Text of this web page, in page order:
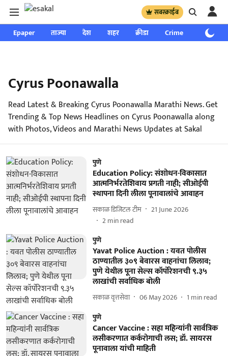
सबस्क्राईब
Epaper ताज्या देश शहर क्रीडा Crime साप्ताहिक
Cyrus Poonawalla
Read Latest & Breaking Cyrus Poonawalla Marathi News. Get
Trending & Top News Headlines on Cyrus Poonawalla along
with Photos, Videos and Marathi News Updates at Sakal
पुणे
Education Policy: संशोधन-विकासात
आत्मनिर्भरतेशिवाय प्रगती नाही; सीओईपी
स्थापना दिनी लीला पूनावालांचे आवाहन
सकाळ डिजिटल टीम
21 June 2026
2min read
पुणे
Yavat Police Auction : यवत पोलीस
ठाण्यातील ३०९ बेवारस वाहनांचा लिलाव;
पुणे येथील पूना सेल्स कॉर्पोरेशनची ९.३५
लाखांची सर्वाधिक बोली
सकाळ वृत्तसेवा 06 May 2026 1 min read
पुणे
Cancer Vaccine : सहा महिन्यांनी सार्वत्रिक
लसीकरणात कर्करोगाची लस; डॉ. सायरस
पूनावाला यांची माहिती